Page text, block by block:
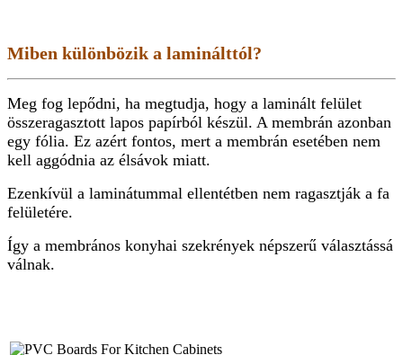
Miben különbözik a laminálttól?
Meg fog lepődni, ha megtudja, hogy a laminált felület
összeragasztott lapos papírból készül. A membrán azonban
egy fólia. Ez azért fontos, mert a membrán esetében nem
kell aggódnia az élsávok miatt.
Ezenkívül a laminátummal ellentétben nem ragasztják a fa
felületére.
Így a membrános konyhai szekrények népszerű választássá
válnak.